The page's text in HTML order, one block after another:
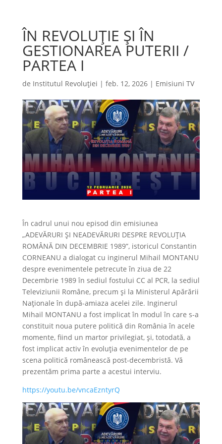
ÎN REVOLUȚIE ȘI ÎN
GESTIONAREA PUTERII /
PARTEA I
de Institutul Revoluției | feb. 12, 2026| Emisiuni TV
În cadrul unui nou episod din emisiunea
„ADEVĂRURI ȘI NEADEVĂRURI DESPRE REVOLUȚIA
ROMÂNĂ DIN DECEMBRIE 1989”, istoricul Constantin
CORNEANU a dialogat cu inginerul Mihail MONTANU
despre evenimentele petrecute în ziua de 22
Decembrie 1989 în sediul fostului CC al PCR, la sediul
Televiziunii Române, precum și la Ministerul Apărării
Naționale în după-amiaza acelei zile. Inginerul
Mihail MONTANU a fost implicat în modul în care s-a
constituit noua putere politică din România în acele
momente, fiind un martor privilegiat, și, totodată, a
fost implicat activ în evoluția evenimentelor de pe
scena politică românească post-decembristă. Vă
prezentăm prima parte a acestui interviu.
https://youtu.be/vncaEzntyrQ